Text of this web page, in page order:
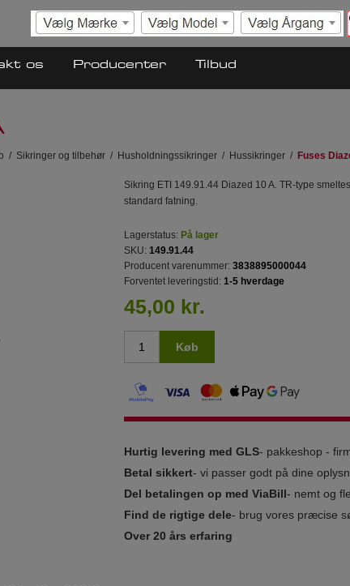
os Producenter Tilbud
/ Sikringer og tilbehør / Husholdningssikringer / Hussikringer / Fuses
Sikring ETI 149.91.44 Diazed 10 A. TR-type
standard fatning.
Lagerstatus: På lager
SKU: 149.91.44
Producent varenummer: 3838895000044
Forventet leveringstid: 1-5 hverdage
45,00 kr.
Køb
Hurtig levering med GLS- pakkeshop -
Betal sikkert- vi passer godt på dine
Del betalingen op med ViaBill- nemt og
Find de rigtige dele- brug vores præcise
Over 20 års erfaring